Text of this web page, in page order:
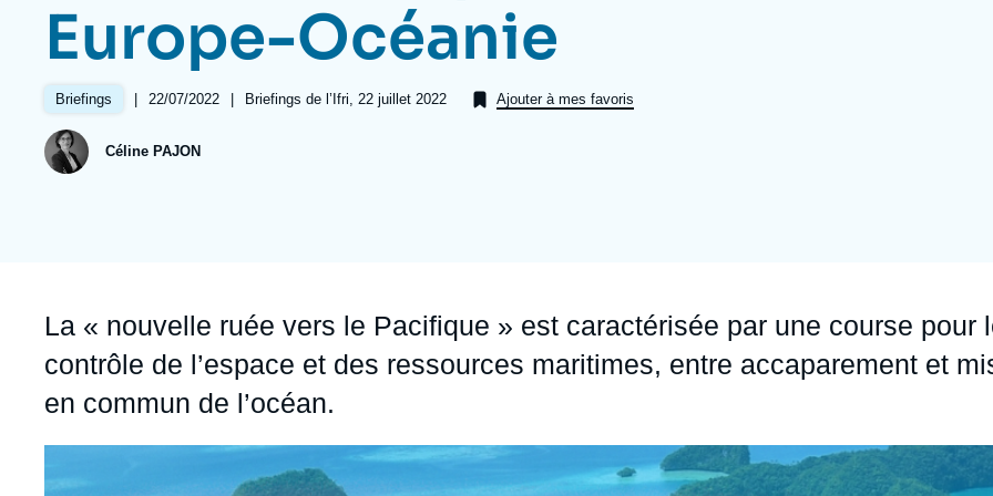
Partenariats et réseaux
Nous soutenir en tant que professionnel
Ramses
Podcast
Intelligence artificielle
Guerre en Ukraine
OTAN
Europe
Afrique du Nord et Moyen-Orient
Europe-Océanie
Briefings |
Date
publication
22/07/2022 | Références
Briefings de l’Ifri, 22 juillet 2022 Ajouter à mes favoris
Céline PAJON
Accroche
La « nouvelle ruée vers le Pacifique » est caractérisée par une course pour
contrôle de l’espace et des ressources maritimes, entre accaparement et
en commun de l’océan.